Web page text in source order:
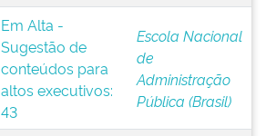
Em Alta -
Sugestão de
conteúdos para
altos executivos:
43
Escola Nacional
de
Administração
Pública (Brasil)